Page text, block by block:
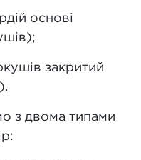
основі
закритий
з двома типами